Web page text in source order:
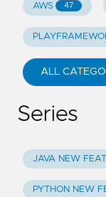
AWS 47
ALL
Series
JAVA NEW
PYTHON NEW